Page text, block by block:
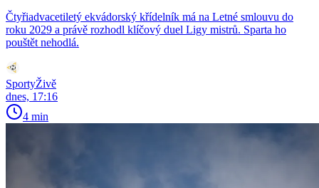
Čtyřiadvacetiletý ekvádorský křídelník má na Letné smlouvu do
roku 2029 a právě rozhodl klíčový duel Ligy mistrů. Sparta ho
pouštět nehodlá.
SportyŽivě
dnes, 17:16
4 min